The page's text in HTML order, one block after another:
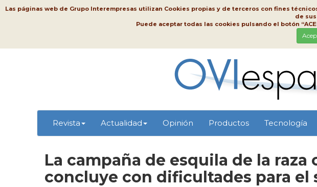
Las páginas web de Grupo Interempresas utilizan Cookies propias y de terceros con fines
de
Puede aceptar todas las cookies pulsando el botón
Revista Actualidad Opinión Productos Tecnología
La campaña de esquila de la raza
concluye con dificultades para el